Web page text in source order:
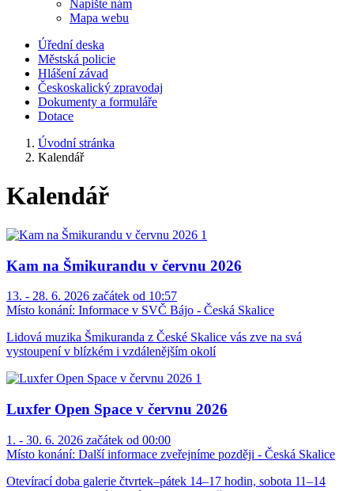
Napište nám
Mapa webu
Úřední deska
Městská policie
Hlášení závad
Českoskalický zpravodaj
Dokumenty a formuláře
Dotace
Úvodní stránka
Kalendář
Kalendář
Kam na Šmikurandu v červnu 2026
13. - 28. 6. 2026 začátek od 10:57
Místo konání: Informace v SVČ Bájo - Česká Skalice
Lidová muzika Šmikuranda z České Skalice vás zve na svá
vystoupení v blízkém i vzdálenějším okolí
Luxfer Open Space v červnu 2026
1. - 30. 6. 2026 začátek od 00:00
Místo konání: Další informace zveřejníme později - Česká Skalice
Otevírací doba galerie čtvrtek–pátek 14–17 hodin, sobota 11–14